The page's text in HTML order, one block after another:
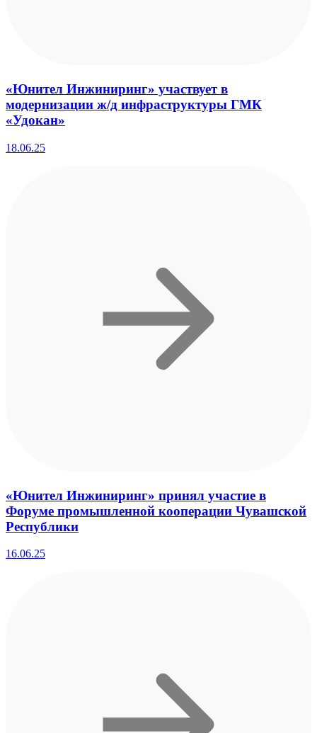
«Юнител Инжиниринг» участвует в
модернизации ж/д инфраструктуры ГМК
«Удокан»
18.06.25
«Юнител Инжиниринг» принял участие в
Форуме промышленной кооперации Чувашской
Республики
16.06.25